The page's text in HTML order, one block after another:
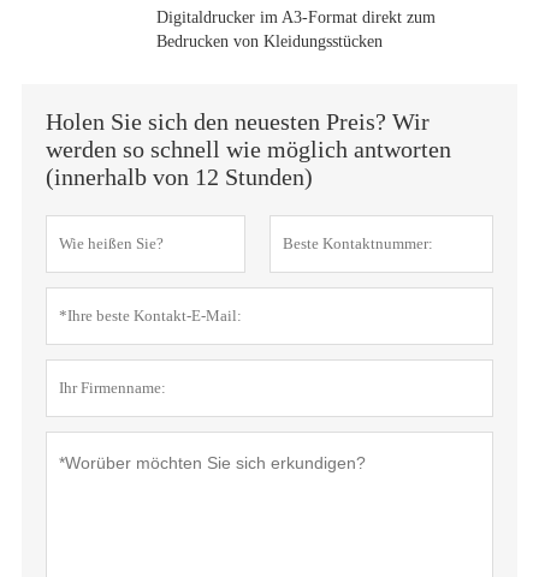
Digitaldrucker im A3-Format direkt zum
Bedrucken von Kleidungsstücken
Holen Sie sich den neuesten Preis? Wir
werden so schnell wie möglich antworten
(innerhalb von 12 Stunden)